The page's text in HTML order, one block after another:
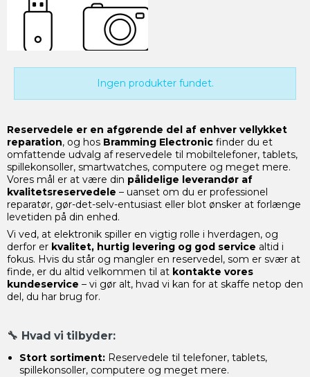
Ingen produkter fundet.
Reservedele er en afgørende del af enhver vellykket
reparation, og hos Bramming Electronic finder du et
omfattende udvalg af reservedele til mobiltelefoner, tablets,
spillekonsoller, smartwatches, computere og meget mere.
Vores mål er at være din pålidelige leverandør af
kvalitetsreservedele – uanset om du er professionel
reparatør, gør-det-selv-entusiast eller blot ønsker at forlænge
levetiden på din enhed.
Vi ved, at elektronik spiller en vigtig rolle i hverdagen, og
derfor er kvalitet, hurtig levering og god service altid i
fokus. Hvis du står og mangler en reservedel, som er svær at
finde, er du altid velkommen til at kontakte vores
kundeservice – vi gør alt, hvad vi kan for at skaffe netop den
del, du har brug for.
🔧 Hvad vi tilbyder:
Stort sortiment:Reservedele til telefoner, tablets,
spillekonsoller, computere og meget mere.